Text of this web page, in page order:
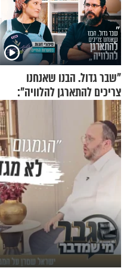
"שבר גדול. הבנו שאנחנו
צריכים להתארגן להלוויה":
זוגיות במבחן, הפעם עם מרים
וגד דנינו